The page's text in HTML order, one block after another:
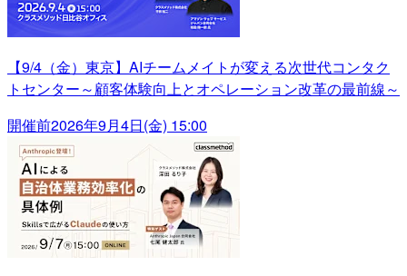
【9/4（金）東京】AIチームメイトが変える次世代コンタク
トセンター～顧客体験向上とオペレーション改革の最前線～
開催前2026年9月4日(金) 15:00